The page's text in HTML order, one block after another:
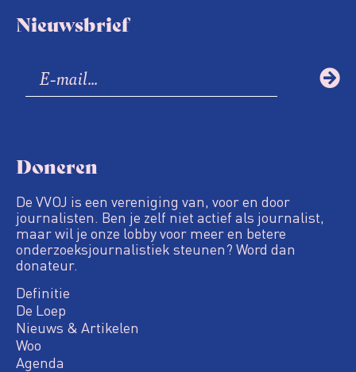
Nieuwsbrief
Doneren
De VVOJ is een vereniging van, voor en door
journalisten. Ben je zelf niet actief als journalist,
maar wil je onze lobby voor meer en betere
onderzoeksjournalistiek steunen? Word dan
donateur.
Definitie
De Loep
Nieuws & Artikelen
Woo
Agenda